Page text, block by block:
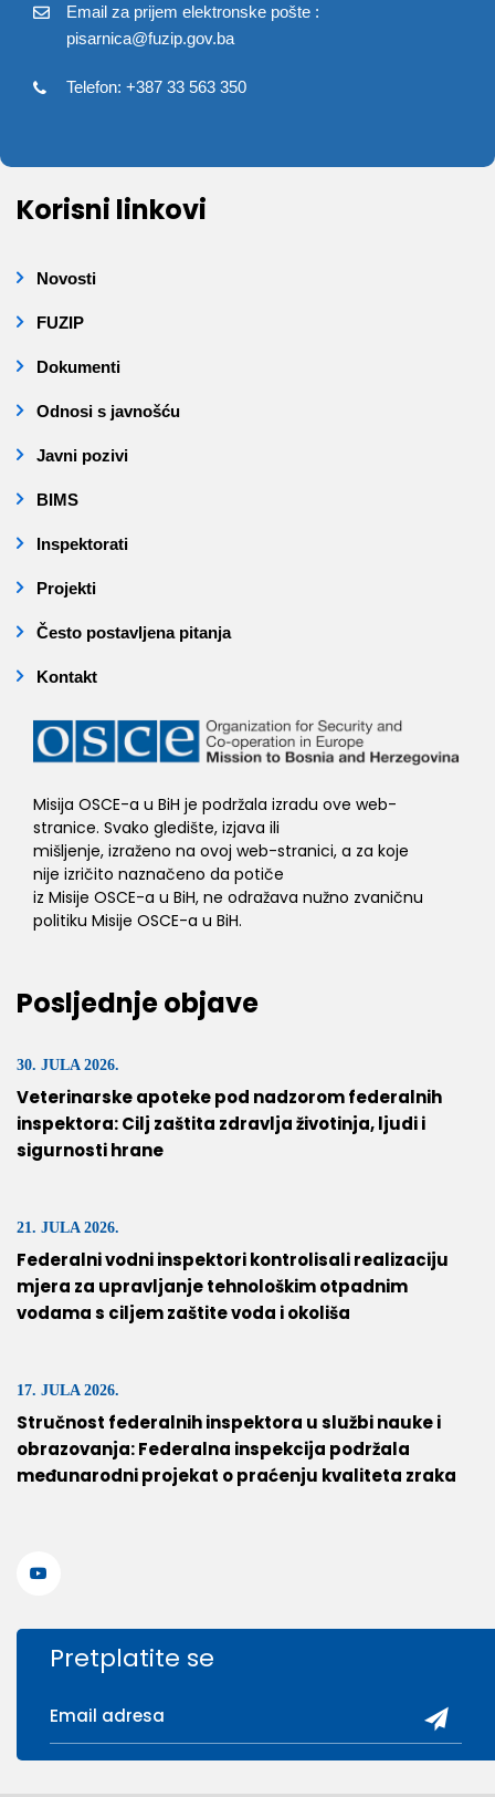
Email za prijem elektronske pošte :
pisarnica@fuzip.gov.ba
Telefon: +387 33 563 350
Korisni linkovi
Novosti
FUZIP
Dokumenti
Odnosi s javnošću
Javni pozivi
BIMS
Inspektorati
Projekti
Često postavljena pitanja
Kontakt
Misija OSCE-a u BiH je podržala izradu ove web-
stranice. Svako gledište, izjava ili
mišljenje, izraženo na ovoj web-stranici, a za koje
nije izričito naznačeno da potiče
iz Misije OSCE-a u BiH, ne odražava nužno zvaničnu
politiku Misije OSCE-a u BiH.
Posljednje objave
30. JULA 2026.
Veterinarske apoteke pod nadzorom federalnih
inspektora: Cilj zaštita zdravlja životinja, ljudi i
sigurnosti hrane
21. JULA 2026.
Federalni vodni inspektori kontrolisali realizaciju
mjera za upravljanje tehnološkim otpadnim
vodama s ciljem zaštite voda i okoliša
17. JULA 2026.
Stručnost federalnih inspektora u službi nauke i
obrazovanja: Federalna inspekcija podržala
međunarodni projekat o praćenju kvaliteta zraka
Pretplatite se